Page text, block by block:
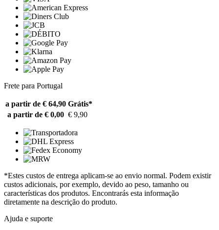
Frete para Portugal
a partir de € 64,90 Grátis*
a partir de € 0,00 € 9,90
*Estes custos de entrega aplicam-se ao envio normal. Podem existir
custos adicionais, por exemplo, devido ao peso, tamanho ou
características dos produtos. Encontrarás esta informação
diretamente na descrição do produto.
Ajuda e suporte